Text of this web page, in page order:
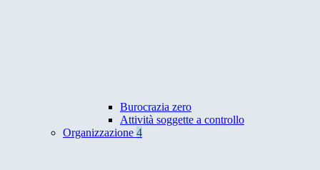
Burocrazia zero
Attività soggette a controllo
Organizzazione 4